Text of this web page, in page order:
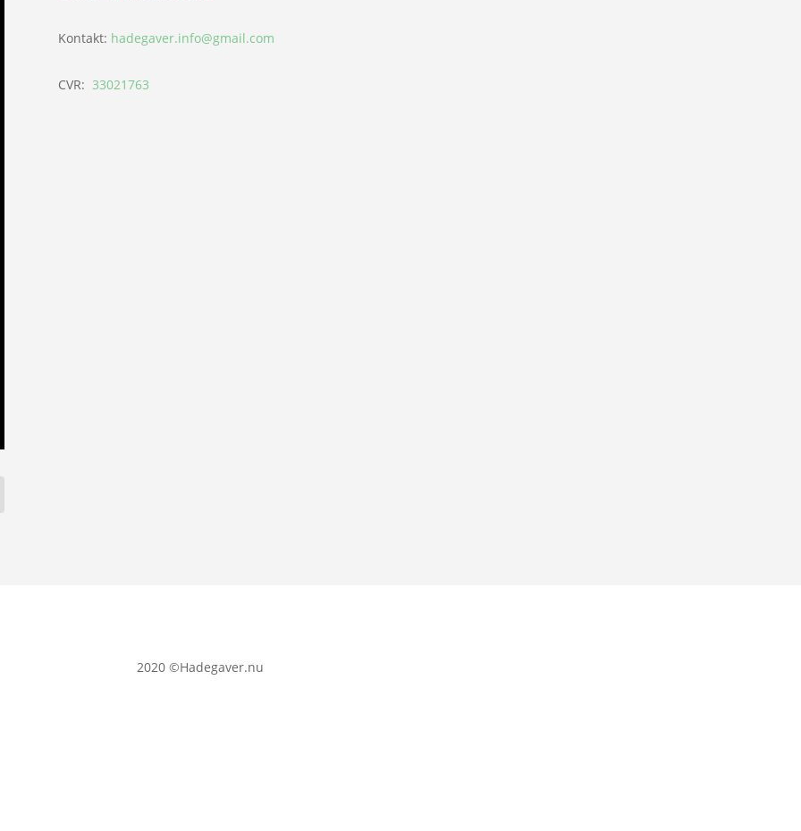
Kontakt: hadegaver.info@gmail.com
CVR: 33021763
2020 ©Hadegaver.nu